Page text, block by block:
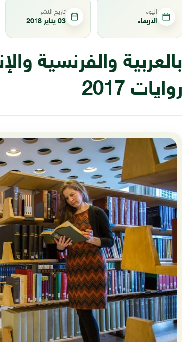
اليوم
الأربعاء
تاريخ النشر
03 يناير 2018
بالعربية والفرنسية
روايات 2017